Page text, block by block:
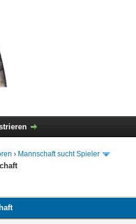
› Mannschaft sucht Spieler